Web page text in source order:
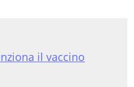
il vaccino